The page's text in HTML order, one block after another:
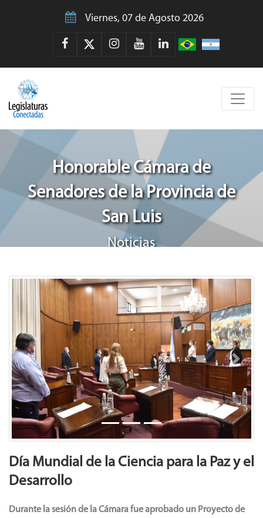
Viernes, 07 de Agosto 2026
Honorable Cámara de
Senadores de la Provincia de
San Luis
Noticias
Previous Next
Día Mundial de la Ciencia para la Paz y el
Desarrollo
Durante la sesión de la Cámara fue aprobado un Proyecto de